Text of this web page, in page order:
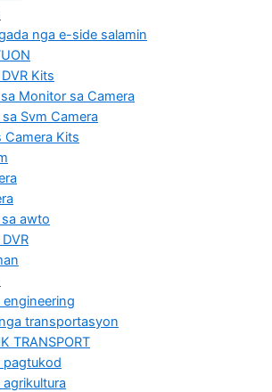
nga e-side salamin
Kits
Monitor sa Camera
Svm Camera
Camera Kits
awto
transportasyon
TRANSPORT
pagtukod